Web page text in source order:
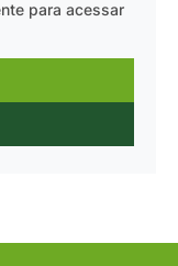
para acessar